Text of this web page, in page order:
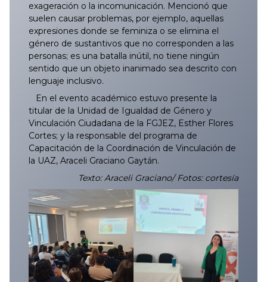
exageración o la incomunicación. Mencionó que
suelen causar problemas, por ejemplo, aquellas
expresiones donde se feminiza o se elimina el
género de sustantivos que no corresponden a las
personas; es una batalla inútil, no tiene ningún
sentido que un objeto inanimado sea descrito con
lenguaje inclusivo.
En el evento académico estuvo presente la
titular de la Unidad de Igualdad de Género y
Vinculación Ciudadana de la FGJEZ, Esther Flores
Cortes; y la responsable del programa de
Capacitación de la Coordinación de Vinculación de
la UAZ, Araceli Graciano Gaytán.
Texto: Araceli Graciano/ Fotos: cortesía